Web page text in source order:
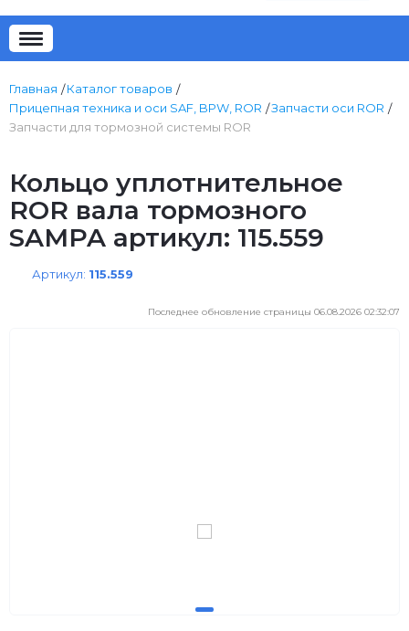
Главная
Каталог товаров
Прицепная техника и оси SAF, BPW, ROR
Запчасти оси ROR
Запчасти для тормозной системы ROR
Кольцо уплотнительное
ROR вала тормозного
SAMPA артикул: 115.559
Артикул: 115.559
Последнее обновление страницы 06.08.2026 02:32:07